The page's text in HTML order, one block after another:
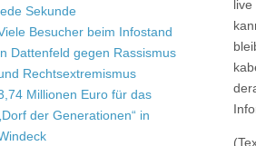
Sekunde
Besucher beim Infostand
Dattenfeld gegen Rassismus
Rechtsextremismus
Millionen Euro für das
„Dorf der Generationen“ in